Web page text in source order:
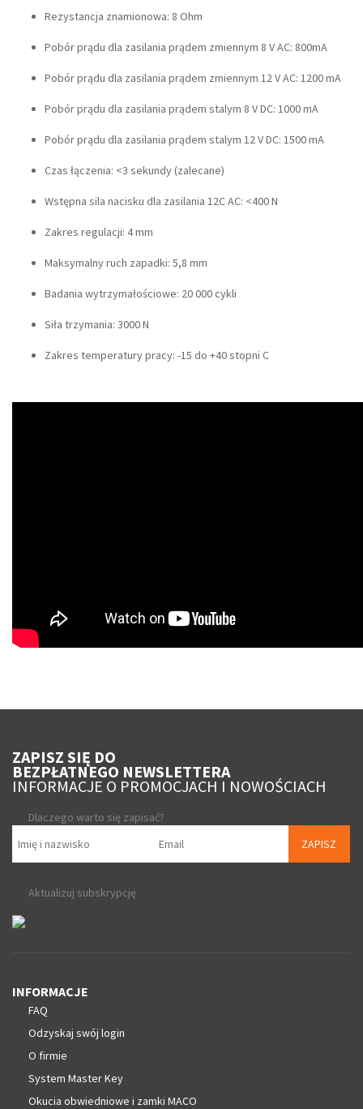
Rezystancja znamionowa: 8 Ohm
Pobór prądu dla zasilania prądem zmiennym 8 V AC: 800mA
Pobór prądu dla zasilania prądem zmiennym 12 V AC: 1200 mA
Pobór prądu dla zasilania prądem stalym 8 V DC: 1000 mA
Pobór prądu dla zasilania prądem stalym 12 V DC: 1500 mA
Czas łączenia: <3 sekundy (zalecane)
Wstępna sila nacisku dla zasilania 12C AC: <400 N
Zakres regulacji: 4 mm
Maksymalny ruch zapadki: 5,8 mm
Badania wytrzymałościowe: 20 000 cykli
Siła trzymania: 3000 N
Zakres temperatury pracy: -15 do +40 stopni C
ZAPISZ SIĘ DO
BEZPŁATNEGO NEWSLETTERA
INFORMACJE O PROMOCJACH I NOWOŚCIACH
Dlaczego warto się zapisać?
ZAPISZ
Aktualizuj subskrypcję
INFORMACJE
FAQ
Odzyskaj swój login
O firmie
System Master Key
Okucia obwiedniowe i zamki MACO